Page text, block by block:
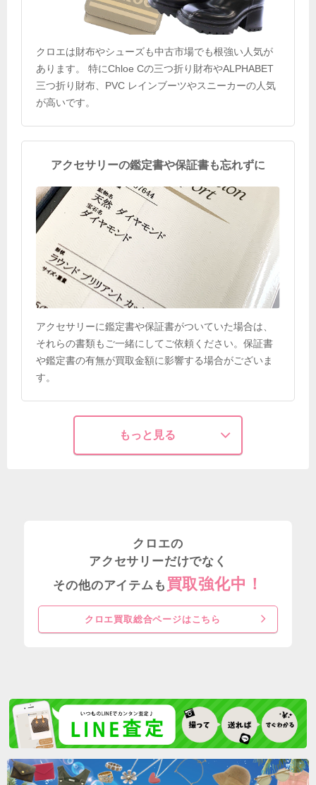
クロエは財布やシューズも中古市場でも根強い人気が
あります。 特にChloe Cの三つ折り財布やALPHABET
三つ折り財布、PVC レインブーツやスニーカーの人気
が高いです。
アクセサリーの鑑定書や保証書も忘れずに
アクセサリーに鑑定書や保証書がついていた場合は、
それらの書類もご一緒にしてご依頼ください。保証書
や鑑定書の有無が買取金額に影響する場合がございま
す。
もっと見る
クロエの
アクセサリーだけでなく
その他のアイテムも 買取強化中！
クロエ買取総合ページはこちら